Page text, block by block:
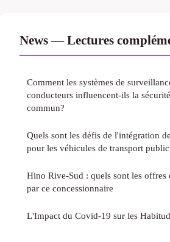
News — Lectures
Comment les systèmes de
conducteurs influencent-ils la
commun?
Quels sont les défis de l'intégration
pour les véhicules de transport
Hino Rive-Sud : quels sont les offres
par ce concessionnaire
L'Impact du Covid-19 sur les